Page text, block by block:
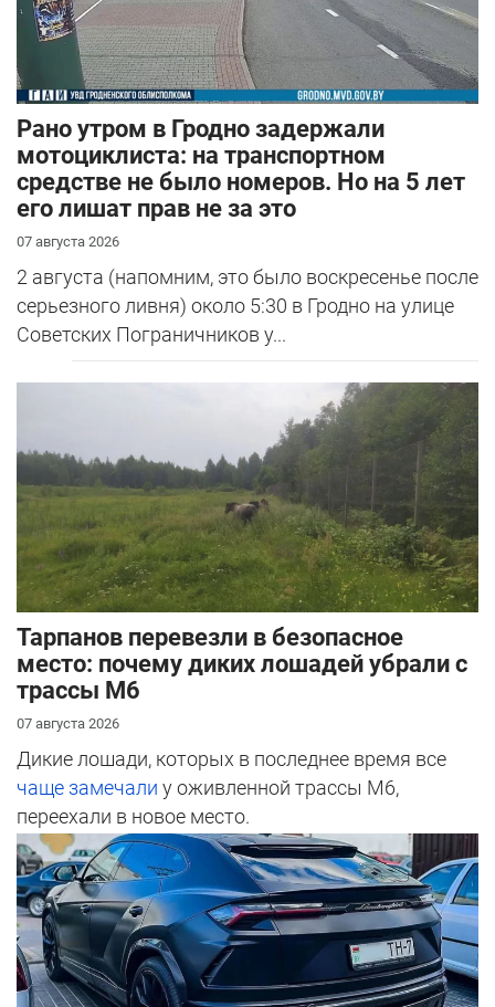
Рано утром в Гродно задержали
мотоциклиста: на транспортном
средстве не было номеров. Но на 5 лет
его лишат прав не за это
07 августа 2026
2 августа (напомним, это было воскресенье после
серьезного ливня) около 5:30 в Гродно на улице
Советских Пограничников у...
Тарпанов перевезли в безопасное
место: почему диких лошадей убрали с
трассы М6
07 августа 2026
Дикие лошади, которых в последнее время все
чаще замечали у оживленной трассы М6,
переехали в новое место.